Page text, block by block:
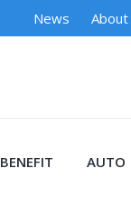
News About
BENEFIT AUTO